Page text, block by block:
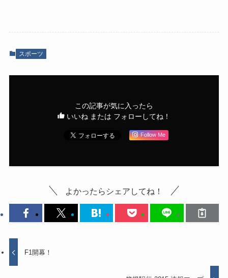
スポーツ
この記事が気に入ったら
いいね または フォローしてね！
Follow Me
よかったらシェアしてね！
F1開幕！